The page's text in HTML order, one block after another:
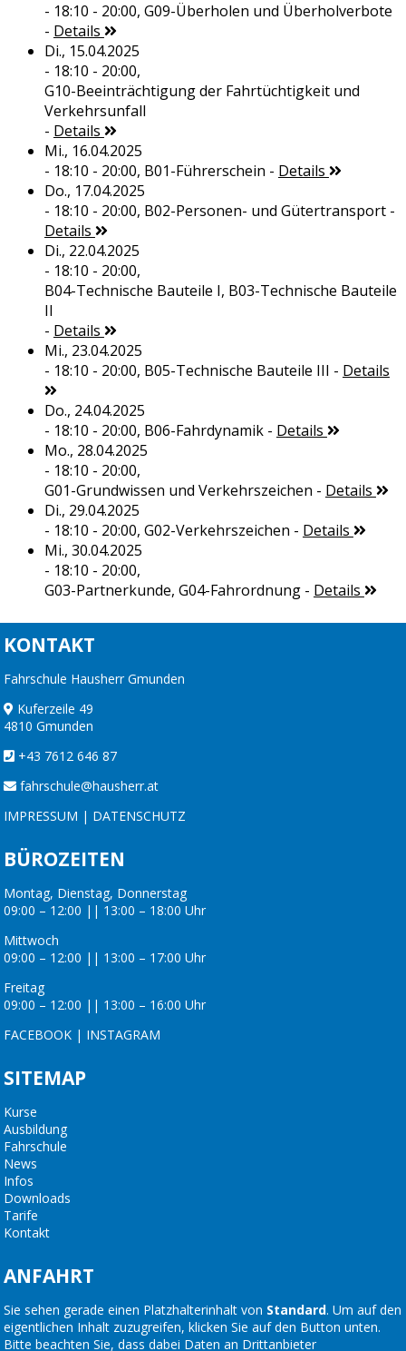
- 18:10 - 20:00, G09-Überholen und Überholverbote
- Details
Di., 15.04.2025
- 18:10 - 20:00,
G10-Beeinträchtigung der Fahrtüchtigkeit und
Verkehrsunfall
- Details
Mi., 16.04.2025
- 18:10 - 20:00, B01-Führerschein - Details
Do., 17.04.2025
- 18:10 - 20:00, B02-Personen- und Gütertransport-
Details
Di., 22.04.2025
- 18:10 - 20:00,
B04-Technische Bauteile I, B03-Technische Bauteile
II
- Details
Mi., 23.04.2025
- 18:10 - 20:00, B05-Technische Bauteile III - Details
Do., 24.04.2025
- 18:10 - 20:00, B06-Fahrdynamik- Details
Mo., 28.04.2025
- 18:10 - 20:00,
G01-Grundwissen und Verkehrszeichen - Details
Di., 29.04.2025
- 18:10 - 20:00, G02-Verkehrszeichen - Details
Mi., 30.04.2025
- 18:10 - 20:00,
G03-Partnerkunde, G04-Fahrordnung- Details
KONTAKT
Fahrschule Hausherr Gmunden
Kuferzeile 49
4810 Gmunden
+43 7612 646 87
fahrschule@hausherr.at
IMPRESSUM | DATENSCHUTZ
BÜROZEITEN
Montag, Dienstag, Donnerstag
09:00 – 12:00 || 13:00 – 18:00 Uhr
Mittwoch
09:00 – 12:00 || 13:00 – 17:00 Uhr
Freitag
09:00 – 12:00 || 13:00 – 16:00 Uhr
FACEBOOK | INSTAGRAM
SITEMAP
Kurse
Ausbildung
Fahrschule
News
Infos
Downloads
Tarife
Kontakt
ANFAHRT
Sie sehen gerade einen Platzhalterinhalt von Standard. Um auf den
eigentlichen Inhalt zuzugreifen, klicken Sie auf den Button unten.
Bitte beachten Sie, dass dabei Daten an Drittanbieter